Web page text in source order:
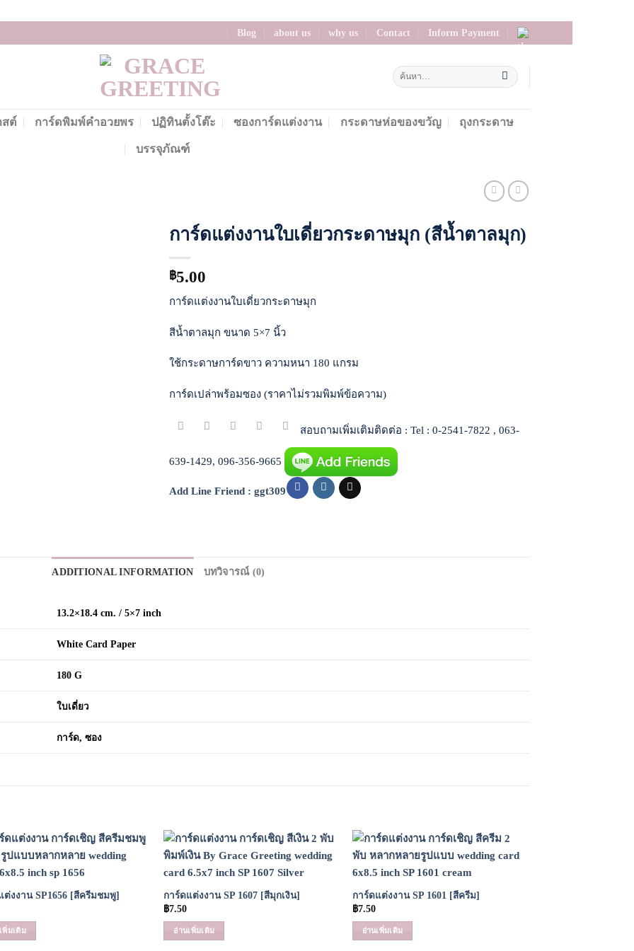
Blog about us why us Contact Inform Payment
สต์ การ์ดพิมพ์คำอวยพร ปฏิทินตั้งโต๊ะ ซองการ์ดแต่งงาน กระดาษห่อของขวัญ ถุงกระดาษ
บรรจุภัณฑ์
การ์ดแต่งงานใบเดี่ยวกระดาษมุก (สีน้ำตาลมุก)
฿5.00
การ์ดแต่งงานใบเดี่ยวกระดาษมุก
สีน้ำตาลมุก ขนาด 5×7 นิ้ว
ใช้กระดาษการ์ดขาว ความหนา 180 แกรม
การ์ดเปล่าพร้อมซอง (ราคาไม่รวมพิมพ์ข้อความ)
สอบถามเพิ่มเติมติดต่อ : Tel : 0-2541-7822 , 063-
639-1429, 096-356-9665
Add Line Friend : ggt309
ADDITIONAL INFORMATION บทวิจารณ์ (0)
13.2×18.4 cm. / 5×7 inch
White Card Paper
180 G
ใบเดี่ยว
การ์ด, ซอง
ต่งงาน SP1656 [สีครีมชมพู]
พิ่มเติม
Wishlist
การ์ดแต่งงาน SP 1607 [สีมุกเงิน]
฿7.50
อ่านเพิ่มเติม
การ์ดแต่งงาน SP 1601 [สีครีม]
฿7.50
อ่านเพิ่มเติม